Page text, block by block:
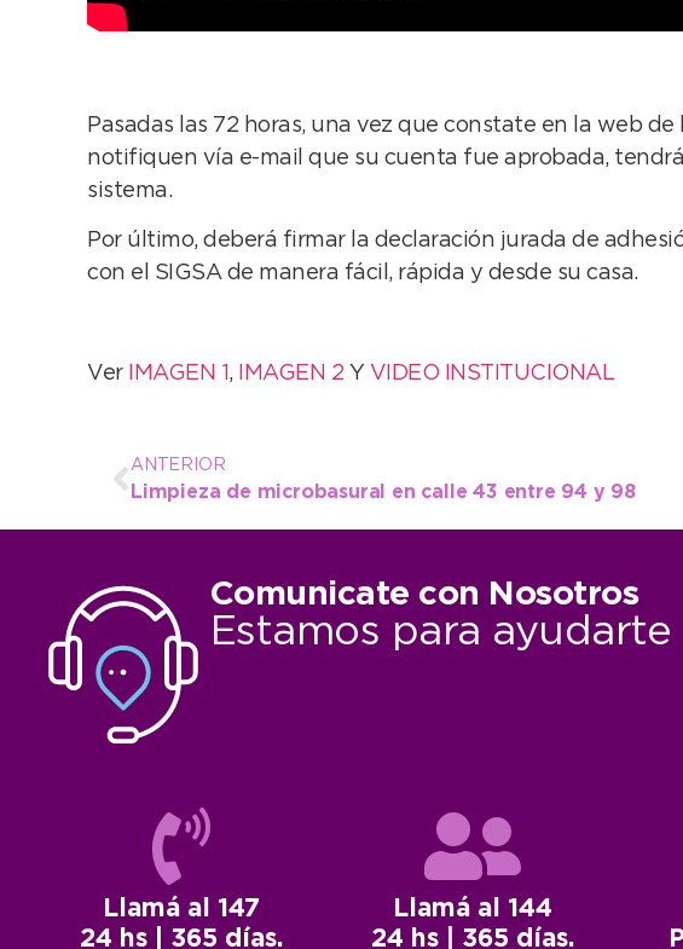
Pasadas las 72 horas, una vez que constate en la web
notifiquen vía e-mail que su cuenta fue aprobada,
sistema.
Por último, deberá firmar la declaración jurada de
con el SIGSA de manera fácil, rápida y desde su casa.
Ver IMAGEN 1 , IMAGEN 2 Y VIDEO INSTITUCIONAL
ANTERIOR
Limpieza de microbasural en calle 43 entre 94 y 98
Comunicate con Nosotros
Estamos para ayudarte
Llamá al 147
24 hs | 365 días.
Llamá al 144
24 hs | 365 días.